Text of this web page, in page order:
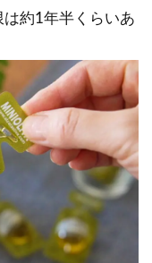
約1年半くらいあ